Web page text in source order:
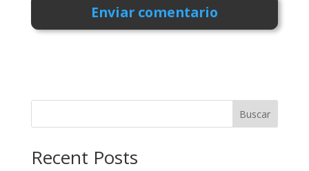
Buscar
Recent Posts